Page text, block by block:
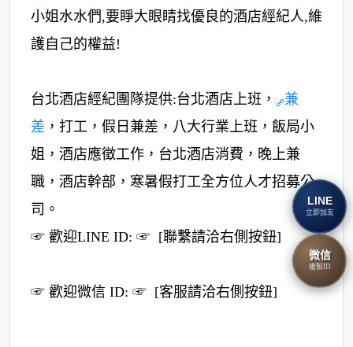
小姐水水們,要睜大眼睛找優良的酒店經紀人,維
護自己的權益!
台北酒店經紀團隊提供:台北酒店上班，
兼
差 ，打工，假日兼差，八大行業上班，飯局小
姐，酒店應徵工作，台北酒店消費，晚上兼
職，酒店幹部，寒暑假打工全方位人才招募公
司。
☞ 歡迎LINE ID: ☞ [聯繫請洽右側按鈕]
☞ 歡迎微信 ID: ☞ [客服請洽右側按鈕]
LINE
立即加友
微信
複製ID